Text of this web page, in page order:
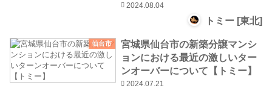
2024.08.04
トミー [東北]
仙台市
宮城県仙台市の新築分譲マンシ
ョンにおける最近の激しいター
ンオーバーについて【トミー】
2024.07.21